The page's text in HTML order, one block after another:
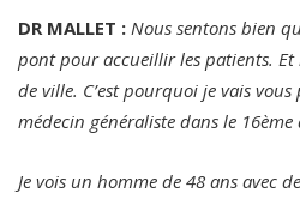
DR MALLET : Nous sentons bien
pont pour accueillir les patients.
de ville. C’est pourquoi je vais
médecin généraliste dans le
Je vois un homme de 48 ans avec